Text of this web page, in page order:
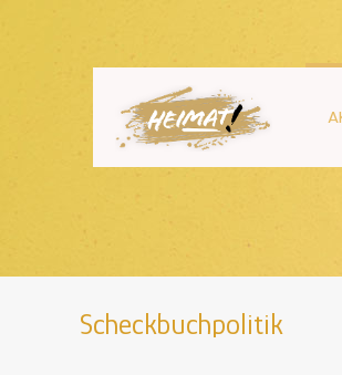
Scheckbuchpolitik